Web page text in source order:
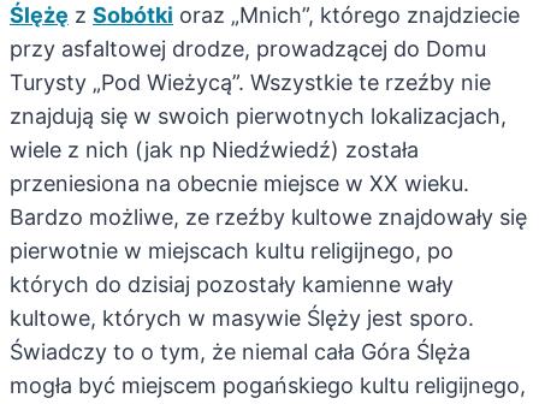
Ślężę z Sobótki oraz „Mnich”, którego znajdziecie
przy asfaltowej drodze, prowadzącej do Domu
Turysty „Pod Wieżycą”. Wszystkie te rzeźby nie
znajdują się w swoich pierwotnych lokalizacjach,
wiele z nich (jak np Niedźwiedź) została
przeniesiona na obecnie miejsce w XX wieku.
Bardzo możliwe, ze rzeźby kultowe znajdowały się
pierwotnie w miejscach kultu religijnego, po
których do dzisiaj pozostały kamienne wały
kultowe, których w masywie Ślęży jest sporo.
Świadczy to o tym, że niemal cała Góra Ślęża
mogła być miejscem pogańskiego kultu religijnego,